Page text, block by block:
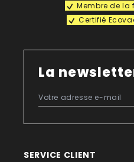
Membre de la
Certifié
La
SERVICE CLIENT